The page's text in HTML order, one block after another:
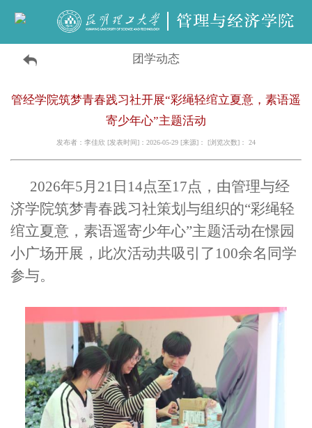
团学动态
管经学院筑梦青春践习社开展“彩绳轻绾立夏意，素语遥
寄少年心”主题活动
发布者：李佳欣 [发表时间]：2026-05-29 [来源]： [浏览次数]： 24
2026年5月 21日14点至17点 ， 由管理与经
济学院筑梦青春践习社策划与组织的“彩绳轻
绾立夏意，素语遥寄少年心”主题活动在憬园
小广场开展 ， 此次活动共吸引了100余名同学
参与。